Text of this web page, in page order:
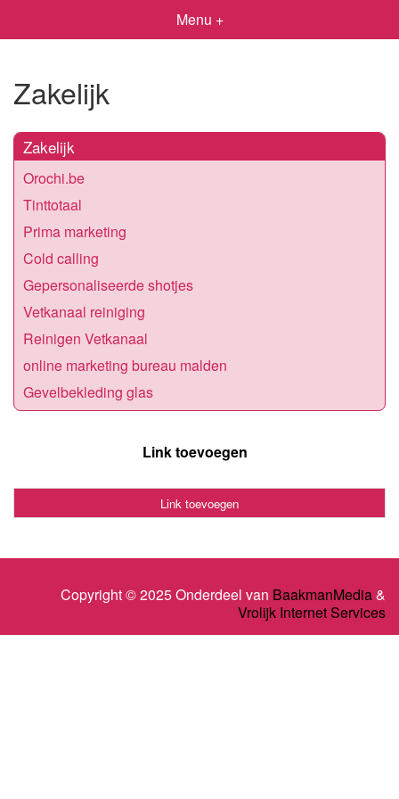
Menu +
Zakelijk
Zakelijk
Orochi.be
Tinttotaal
Prima marketing
Cold calling
Gepersonaliseerde shotjes
Vetkanaal reiniging
Reinigen Vetkanaal
online marketing bureau malden
Gevelbekleding glas
Link toevoegen
Link toevoegen
Copyright © 2025 Onderdeel van BaakmanMedia&
Vrolijk Internet Services